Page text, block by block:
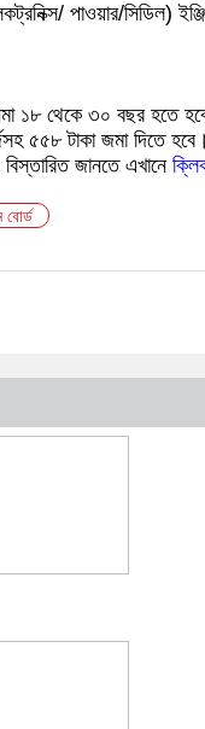
পাওয়ার/সিডিল)
১৮ থেকে ৩০ বছর হতে
৫৫৮ টাকা জমা দিতে হবে।
জানতে এখানে
বোর্ড